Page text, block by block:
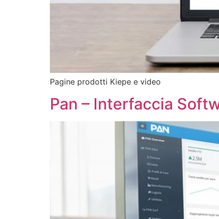
Pagine prodotti Kiepe e video
Pan – Interfaccia